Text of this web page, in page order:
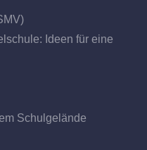
Ideen für eine
Schulgelände